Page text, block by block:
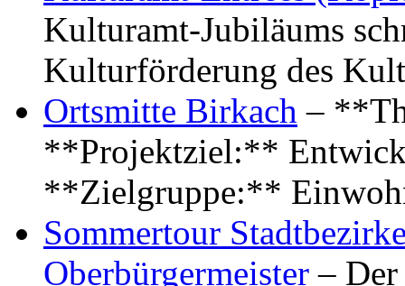
Kulturamt-Jubiläums
Kulturförderung des
Ortsmitte Birkach –
**Projektziel:**
**Zielgruppe:**
Sommertour
Oberbürgermeister –